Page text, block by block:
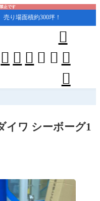
止です
り場面積約300坪！
    



イワ シーボーグ1